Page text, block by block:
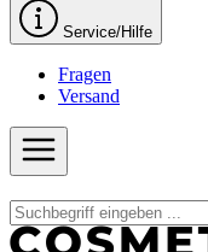
Service/Hilfe
Fragen
Versand